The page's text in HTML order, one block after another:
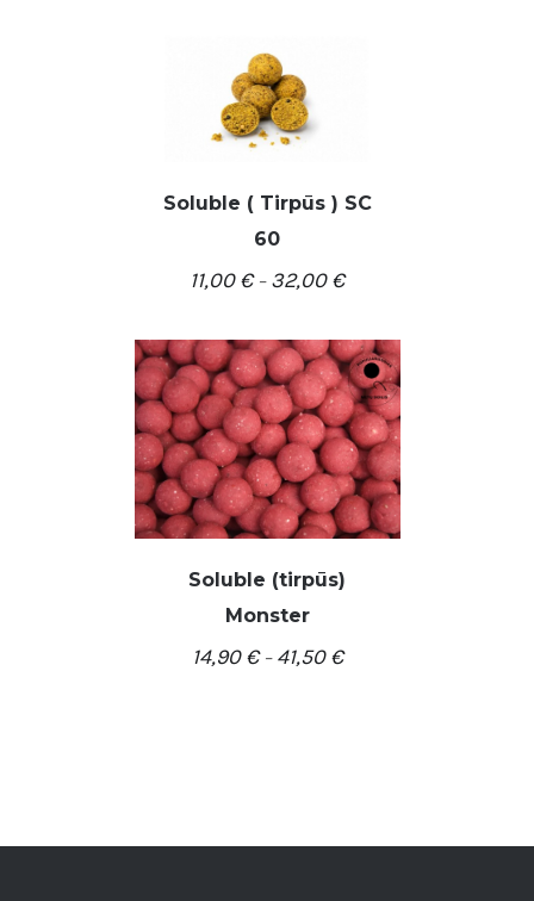
DETALĖS
Soluble ( Tirpūs ) SC
60
11,00€– 32,00€
DETALĖS
Soluble (tirpūs)
Monster
14,90€– 41,50€